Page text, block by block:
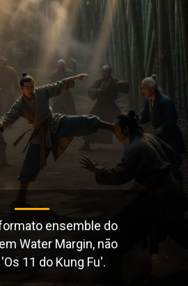
ensemble do
Water Margin, não
11 do Kung Fu'.